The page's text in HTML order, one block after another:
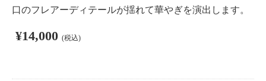
口のフレアーディテールが揺れて華やぎを演出します。
¥14,000 (税込)